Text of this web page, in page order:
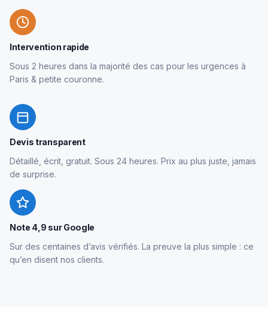
Intervention rapide
Sous 2 heures dans la majorité des cas pour les urgences à
Paris & petite couronne.
Devis transparent
Détaillé, écrit, gratuit. Sous 24 heures. Prix au plus juste, jamais
de surprise.
Note 4,9 sur Google
Sur des centaines d’avis vérifiés. La preuve la plus simple : ce
qu’en disent nos clients.